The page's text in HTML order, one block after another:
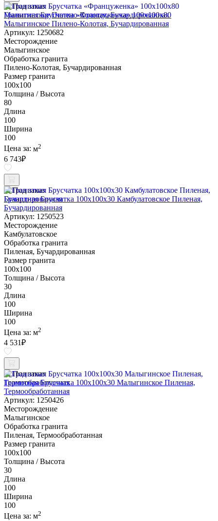
Под заказ
Гранитная Брусчатка «Француженка» 100х100x80
Малыгинское Пилено-Колотая, Бучардированная
Артикул: 1250682
Месторождение
Малыгинское
Обработка гранита
Пилено-Колотая, Бучардированная
Размер гранита
100х100
Толщина / Высота
80
Длина
100
Ширина
100
Цена за: м2
6 743₽
Под заказ
Гранитная Брусчатка 100х100x30 Камбулатовское Пиленая,
Бучардированная
Артикул: 1250523
Месторождение
Камбулатовское
Обработка гранита
Пиленая, Бучардированная
Размер гранита
100х100
Толщина / Высота
30
Длина
100
Ширина
100
Цена за: м2
4 531₽
Под заказ
Гранитная Брусчатка 100х100x30 Малыгинское Пиленая,
Термообработанная
Артикул: 1250426
Месторождение
Малыгинское
Обработка гранита
Пиленая, Термообработанная
Размер гранита
100х100
Толщина / Высота
30
Длина
100
Ширина
100
Цена за: м2